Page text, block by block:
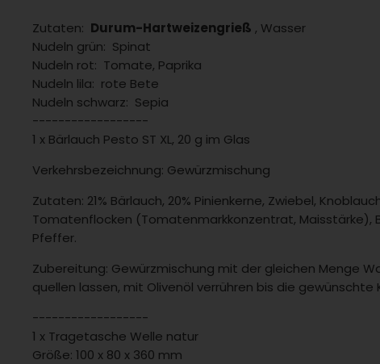
Zutaten: Durum-Hartweizengrieß , Wasser
Nudeln grün: Spinat
Nudeln rot: Tomate, Paprika
Nudeln lila: rote Bete
Nudeln schwarz: Sepia
------------------
1 x Bärlauch Pesto ST XL, 20 g im Glas
Verkehrsbezeichnung: Gewürzmischung
Zutaten: 21% Bärlauch, 20% Pinienkerne, Zwiebel,
Tomatenflocken (Tomatenmarkkonzentrat, Maisstärke),
Pfeffer.
Zubereitung: Gewürzmischung mit der gleichen Menge
quellen lassen, mit Olivenöl verrühren bis die gewünschte
------------------
1 x Tragetasche Welle natur
Größe: 100 x 80 x 360 mm